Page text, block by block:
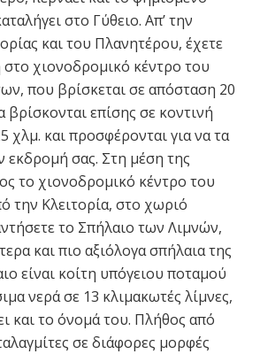
στο Γύθειο. Απ’ την
και του Πλανητέρου, έχετε
χιονοδρομικό κέντρο του
που βρίσκεται σε απόσταση 20
επίσης σε κοντινή
χλμ. και προσφέρονται για να τα
εκδρομή σας. Στη μέση της
το χιονοδρομικό κέντρο του
την Κλειτορία, στο χωριό
το Σπήλαιο των Λιμνών,
και πιο αξιόλογα σπήλαια της
είναι κοίτη υπόγειου ποταμού
νερά σε 13 κλιμακωτές λίμνες,
και το όνομά του. Πλήθος από
σε διάφορες μορφές